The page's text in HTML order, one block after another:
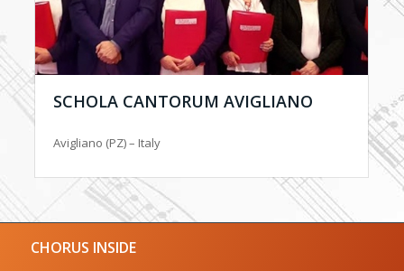
SCHOLA CANTORUM AVIGLIANO
Avigliano (PZ) – Italy
CHORUS INSIDE